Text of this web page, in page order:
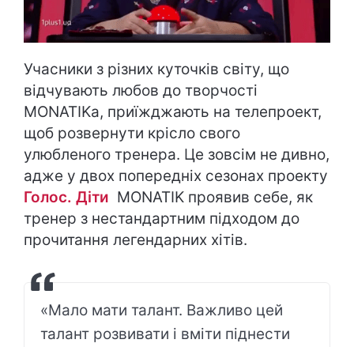
Учасники з різних куточків світу, що
відчувають любов до творчості
MONATIKа, приїжджають на телепроект,
щоб розвернути крісло свого
улюбленого тренера. Це зовсім не дивно,
адже у двох попередніх сезонах проекту
Голос. Діти MONATIK проявив себе, як
тренер з нестандартним підходом до
прочитання легендарних хітів.
«Мало мати талант. Важливо цей
талант розвивати і вміти піднести